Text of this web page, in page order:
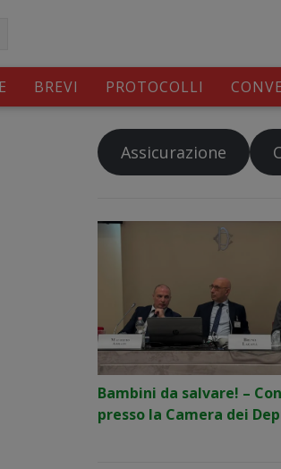
BREVI PROTOCOLLI
Assicurazione
Bambini da salvare! –
presso la Camera dei